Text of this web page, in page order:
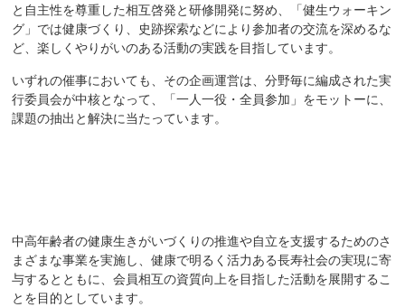
と自主性を尊重した相互啓発と研修開発に努め、「健生ウォーキン
グ」では健康づくり、史跡探索などにより参加者の交流を深めるな
ど、楽しくやりがいのある活動の実践を目指しています。
いずれの催事においても、その企画運営は、分野毎に編成された実
行委員会が中核となって、「一人一役・全員参加」をモットーに、
課題の抽出と解決に当たっています。
中高年齢者の健康生きがいづくりの推進や自立を支援するためのさ
まざまな事業を実施し、健康で明るく活力ある長寿社会の実現に寄
与するとともに、会員相互の資質向上を目指した活動を展開するこ
とを目的としています。